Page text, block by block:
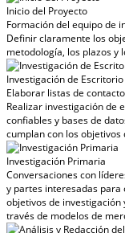
Inicio del Proyecto
Formación del equipo de
Definir claramente los
metodología, los plazos y
Investigación de Escritorio
Elaborar listas de
Realizar investigación de
confiables y bases de
cumplan con los objetivos
Investigación Primaria
Conversaciones con
y partes interesadas
objetivos de
través de modelos de